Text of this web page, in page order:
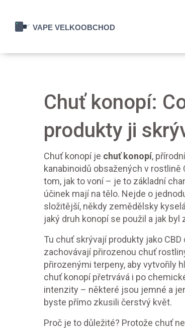
Chuť konopí:
produkty ji
Chuť konopí je chuť konopí,
kanabinoidů obsažených v rostlině
tom, jak to voní – je to základní
účinek mají na tělo. Nejde o
složitější, někdy zemědělsky
jaký druh konopí se použil a jak byl
Tu chuť skrývají produkty jako CBD
zachovávají přirozenou chuť
přirozenými terpeny, aby vytvořily
chuť konopí přetrvává i po
intenzity – některé jsou jemné a
byste přímo zkusili čerstvý květ.
Proč je to důležité? Protože chuť